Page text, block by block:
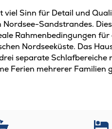
viel Sinn für Detail und
Sandstrandes.
Rahmenbedingungen
Nordseeküste. Das
separate Schlafbereiche
Ferien mehrerer Familien